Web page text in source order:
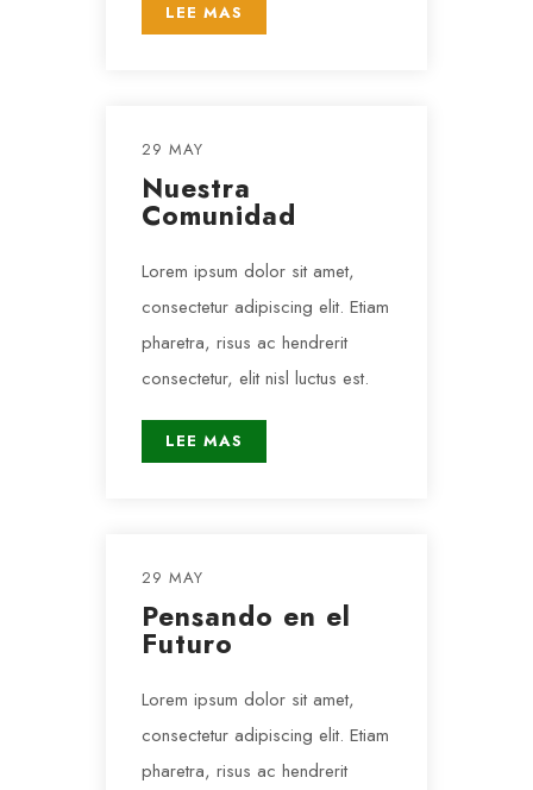
LEE MAS
29 MAY
Nuestra
Comunidad
Lorem ipsum dolor sit amet,
consectetur adipiscing elit. Etiam
pharetra, risus ac hendrerit
consectetur, elit nisl luctus est.
LEE MAS
29 MAY
Pensando en el
Futuro
Lorem ipsum dolor sit amet,
consectetur adipiscing elit. Etiam
pharetra, risus ac hendrerit